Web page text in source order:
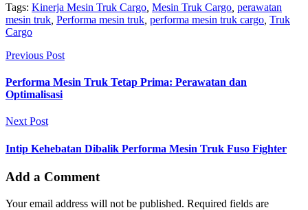
Tags: Kinerja Mesin Truk Cargo Mesin Truk Cargo perawatan
mesin truk Performa mesin truk performa mesin truk cargo Truk
Cargo
Previous Post
Performa Mesin Truk Tetap Prima: Perawatan dan
Optimalisasi
Next Post
Intip Kehebatan Dibalik Performa Mesin Truk Fuso Fighter
Add a Comment
Your email address will not be published. Required fields are